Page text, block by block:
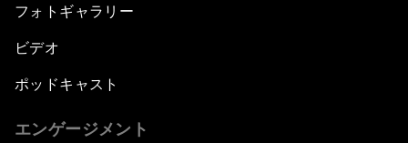
フォトギャラリー
ビデオ
ポッドキャスト
エンゲージメント